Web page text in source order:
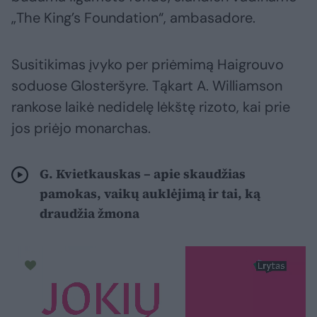
„The King’s Foundation“, ambasadore.
Susitikimas įvyko per priėmimą Haigrouvo
soduose Glosteršyre. Tąkart A. Williamson
rankose laikė nedidelę lėkštę rizoto, kai prie
jos priėjo monarchas.
G. Kvietkauskas – apie skaudžias
pamokas, vaikų auklėjimą ir tai, ką
draudžia žmona